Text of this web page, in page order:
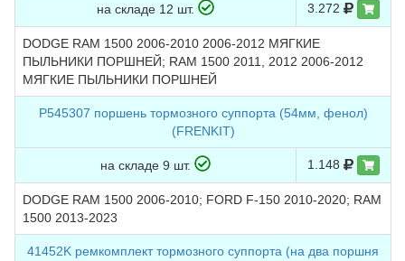
на складе 12 шт. 3.272
DODGE RAM 1500 2006-2010 2006-2012 МЯГКИЕ
ПЫЛЬНИКИ ПОРШНЕЙ; RAM 1500 2011, 2012 2006-2012
МЯГКИЕ ПЫЛЬНИКИ ПОРШНЕЙ
P545307 поршень тормозного суппорта (54мм, фенол)
(FRENKIT)
на складе 9 шт. 1.148
DODGE RAM 1500 2006-2010; FORD F-150 2010-2020; RAM
1500 2013-2023
41452K ремкомплект тормозного суппорта (на два поршня